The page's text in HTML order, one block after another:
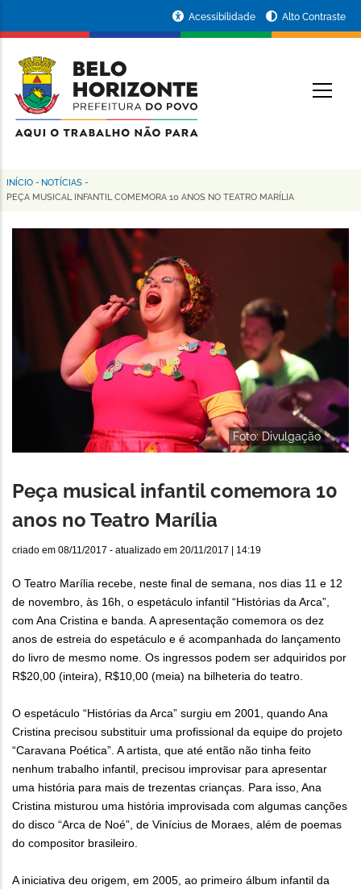
conteúdo
principal
da
Prefeitura
de
Horizonte
Acessibilidade Alto Contraste
Trilha
navegação
INÍCIO - NOTÍCIAS -
PEÇA MUSICAL INFANTIL COMEMORA 10 ANOS NO TEATRO MARÍLIA
Foto: Divulgação
Peça musical infantil comemora 10
anos no Teatro Marília
criado em 08/11/2017 - atualizado em 20/11/2017 | 14:19
O Teatro Marília recebe, neste final de semana, nos dias 11 e 12
de novembro, às 16h, o espetáculo infantil “Histórias da Arca”,
com Ana Cristina e banda. A apresentação comemora os dez
anos de estreia do espetáculo e é acompanhada do lançamento
do livro de mesmo nome. Os ingressos podem ser adquiridos por
R$20,00 (inteira), R$10,00 (meia) na bilheteria do teatro.
O espetáculo “Histórias da Arca” surgiu em 2001, quando Ana
Cristina precisou substituir uma profissional da equipe do projeto
“Caravana Poética”. A artista, que até então não tinha feito
nenhum trabalho infantil, precisou improvisar para apresentar
uma história para mais de trezentas crianças. Para isso, Ana
Cristina misturou uma história improvisada com algumas canções
do disco “Arca de Noé”, de Vinícius de Moraes, além de poemas
do compositor brasileiro.
A iniciativa deu origem, em 2005, ao primeiro álbum infantil da